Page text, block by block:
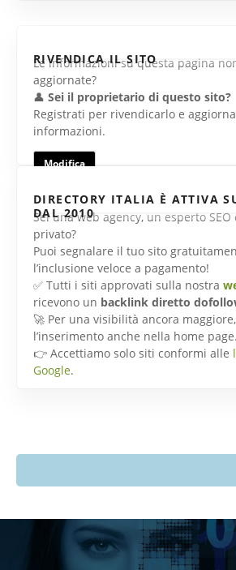
RIVENDICA IL SITO
Le informazioni su questa pagina
aggiornate?
👤 Sei il proprietario di questo sito?
Registrati per rivendicarlo e
informazioni.
Modifica
DIRECTORY ITALIA È ATTIVA
DAL 2010
Sei una web agency, un esperto
privato?
Puoi segnalare il tuo sito
l’inclusione veloce a pagamento!
✅ Tutti i siti approvati sulla nostra
ricevono un backlink diretto
🚀 Per una visibilità ancora
l’inserimento anche nella home page.
👉 Accettiamo solo siti conformi alle
Google.